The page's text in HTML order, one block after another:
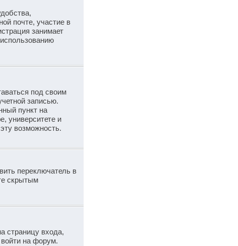
почте, участие в
занимает
под своим
записью.
пункт на
университете и
возможность.
переключатель в
скрытым
страницу входа,
на форум.